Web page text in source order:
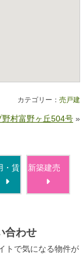
カテゴリー： 売戸建
野村富野ヶ丘504号 »
・賃
新築建売
合わせ
トで気になる物件が